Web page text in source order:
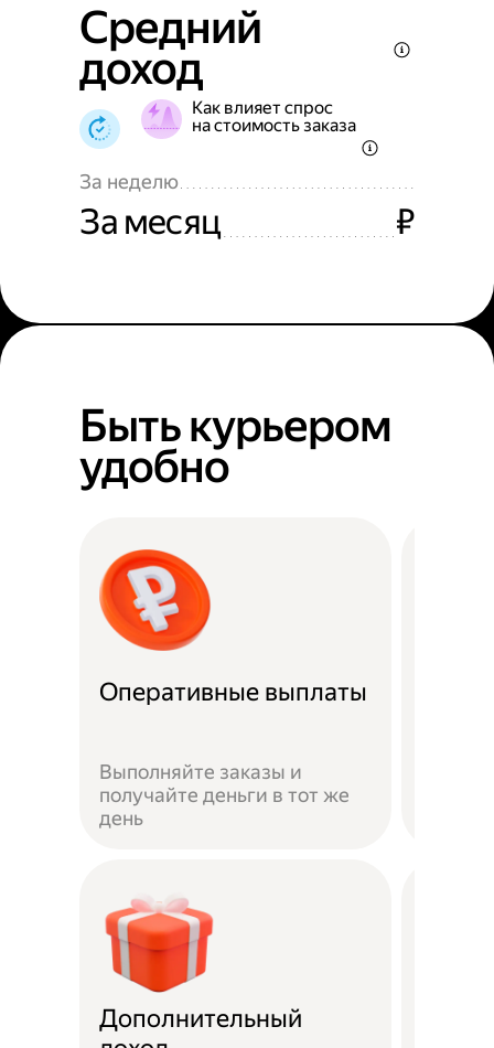
Средний
доход
Как влияет спрос
на стоимость заказа
За неделю
За месяц ₽
Быть курьером
удобно
Оперативные выплаты
Выполняйте заказы и
получайте деньги в тот же
день
Дополнительный